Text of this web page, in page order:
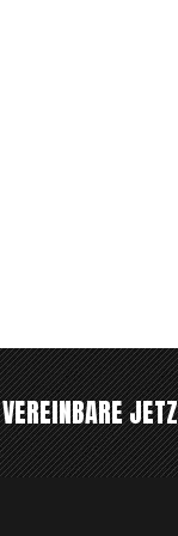
VEREINBARE